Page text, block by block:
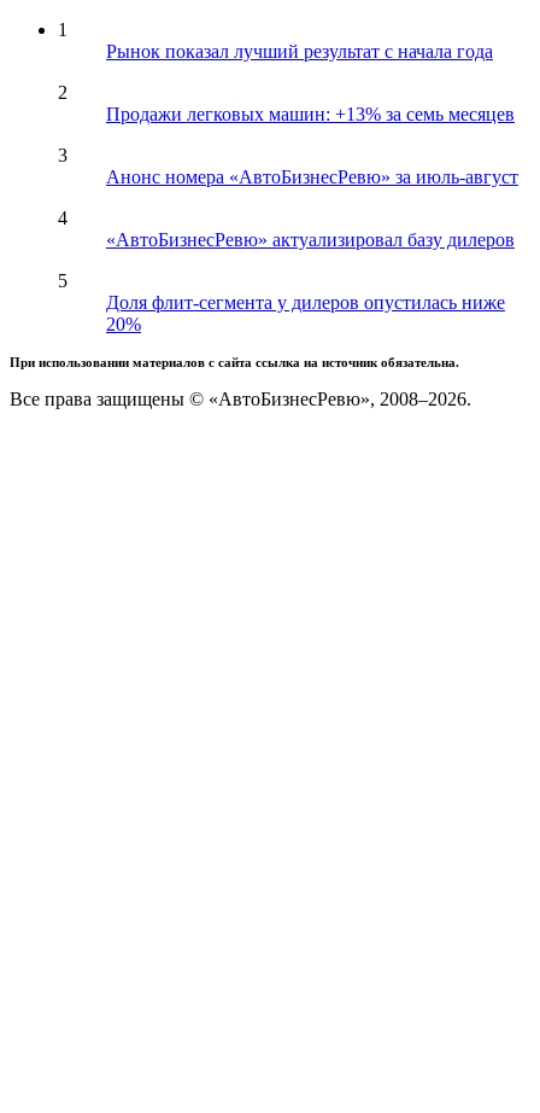
1
Рынок показал лучший результат с начала года
2
Продажи легковых машин: +13% за семь месяцев
3
Анонс номера «АвтоБизнесРевю» за июль-август
4
«АвтоБизнесРевю» актуализировал базу дилеров
5
Доля флит-сегмента у дилеров опустилась ниже
20%
При использовании материалов с сайта ссылка на источник обязательна.
Все права защищены © «АвтоБизнесРевю», 2008–2026.